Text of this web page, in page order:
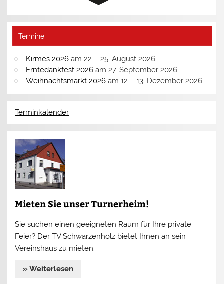
Termine
Kirmes 2026am 22 – 25. August 2026
Erntedankfest 2026am 27. September 2026
Weihnachtsmarkt 2026am 12 – 13. Dezember 2026
Terminkalender
Mieten Sie unser Turnerheim!
Sie suchen einen geeigneten Raum für Ihre private
Feier? Der TV Schwarzenholz bietet Ihnen an sein
Vereinshaus zu mieten.
» Weiterlesen